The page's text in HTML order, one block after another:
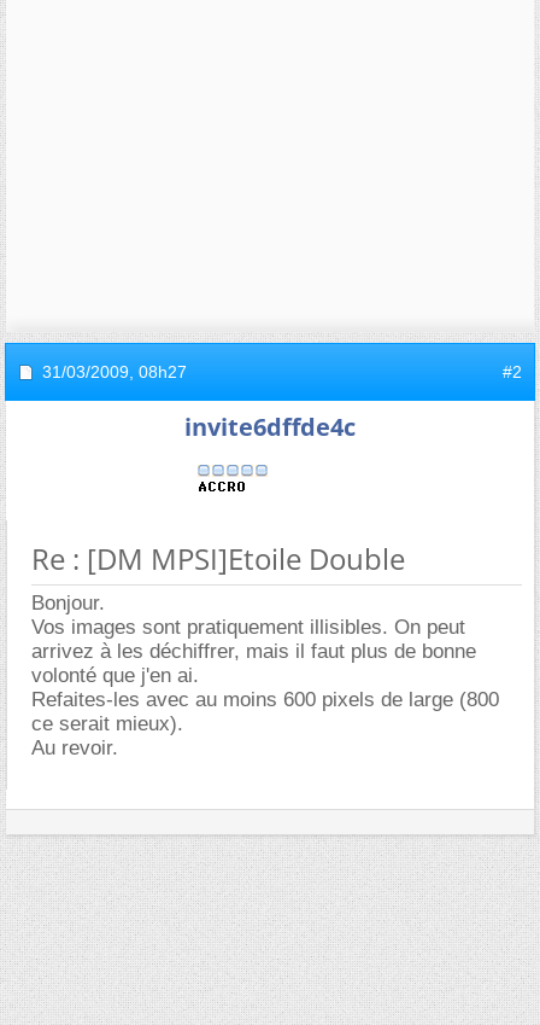
31/03/2009, 08h27 #2
invite6dffde4c
Re : [DM MPSI]Etoile Double
Bonjour.
Vos images sont pratiquement illisibles. On peut
arrivez à les déchiffrer, mais il faut plus de bonne
volonté que j'en ai.
Refaites-les avec au moins 600 pixels de large (800
ce serait mieux).
Au revoir.